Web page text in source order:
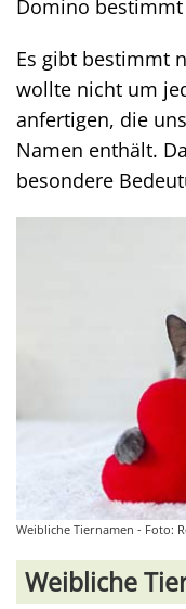
Domino bestimmt
Es gibt bestimmt
wollte nicht um
anfertigen, die
Namen enthält.
besondere
Weibliche Tiernamen - Foto:
Weibliche